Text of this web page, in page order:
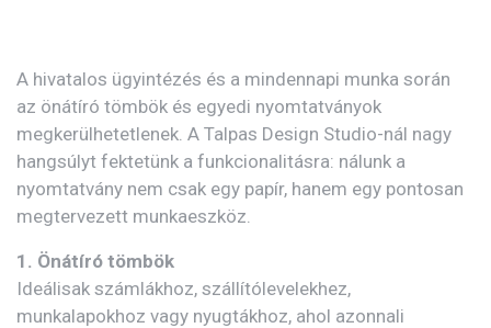
A hivatalos ügyintézés és a mindennapi munka során
az önátíró tömbök és egyedi nyomtatványok
megkerülhetetlenek. A Talpas Design Studio-nál nagy
hangsúlyt fektetünk a funkcionalitásra: nálunk a
nyomtatvány nem csak egy papír, hanem egy pontosan
megtervezett munkaeszköz.
1. Önátíró tömbök
Ideálisak számlákhoz, szállítólevelekhez,
munkalapokhoz vagy nyugtákhoz, ahol azonnali